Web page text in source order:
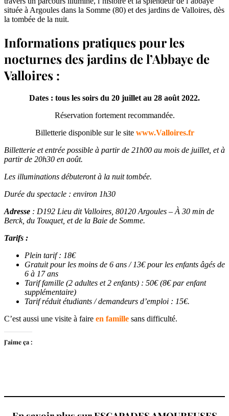
située à Argoules dans la Somme (80) et des jardins de Valloires, dès
la tombée de la nuit.
Informations pratiques pour les
nocturnes des jardins de l’Abbaye de
Valloires :
Dates : tous les soirs du 20 juillet au 28 août 2022.
Réservation fortement recommandée.
Billetterie disponible sur le site www.Valloires.fr
Billetterie et entrée possible à partir de 21h00 au mois de juillet, et à
partir de 20h30 en août.
Les illuminations débuteront à la nuit tombée.
Durée du spectacle : environ 1h30
Adresse : D192 Lieu dit Valloires, 80120 Argoules – À 30 min de
Berck, du Touquet, et de la Baie de Somme.
Tarifs :
Plein tarif : 18€
Gratuit pour les moins de 6 ans / 13€ pour les enfants âgés de
6 à 17 ans
Tarif famille (2 adultes et 2 enfants) : 50€ (8€ par enfant
supplémentaire)
Tarif réduit étudiants / demandeurs d’emploi : 15€.
C’est aussi une visite à faire en famille sans difficulté.
J’aime ça :